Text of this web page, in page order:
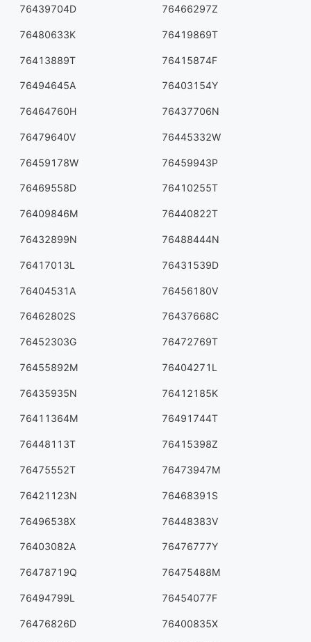
76439704D 76466297Z
76480633K 76419869T
76413889T 76415874F
76494645A 76403154Y
76464760H 76437706N
76479640V 76445332W
76459178W 76459943P
76469558D 76410255T
76409846M 76440822T
76432899N 76488444N
76417013L 76431539D
76404531A 76456180V
76462802S 76437668C
76452303G 76472769T
76455892M 76404271L
76435935N 76412185K
76411364M 76491744T
76448113T 76415398Z
76475552T 76473947M
76421123N 76468391S
76496538X 76448383V
76403082A 76476777Y
76478719Q 76475488M
76494799L 76454077F
76476826D 76400835X